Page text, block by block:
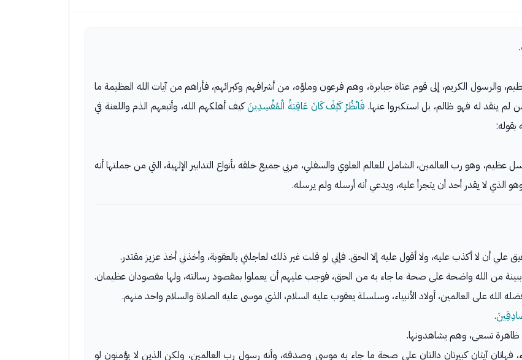
.
والرسول الكريم، إلى قوم عتاة جبابرة، وهم فرعون وملؤه، من أشرافهم وكبرائهم، فأراهم من آيات الله العظيمة ما
لم ينقد له فهو ظالم، بل استكبروا عنها. فَانْظُرْ كَيْفَ كَانَ عَاقِبَةُ الْمُفْسِدِينَكيف أهلكهم الله، وأتبعهم الذم واللعنة في
وهو رب العالمين، الشامل للعالم العلوي والسفلي، مربي جميع خلقه بأنواع التدابير الإلهية، التي من جملتها أنه
لا يقدر أحد أن يتجرأ عليه، ويدعي أنه أرسله ولم يرسله.
علي أن لا أكذب عليه، ولا أقول عليه إلا الحق. فإني لو قلت غير ذلك لعاجلني بالعقوبة، وأخذني أخذ عزيز مقتدر.
من الله واضحة على صحة ما جاء به من الحق، فوجب عليهم أن يعملوا بمقصود رسالته، ولها مقصودان عظيمان.
الله على العالمين، أولاد الأنبياء، وسلسلة يعقوب عليه السلام، الذي موسى عليه الصلاة والسلام واحد منهم.
.
تسعى، وهم يشاهدونها.
آيتان كبيرتان دالتان على صحة ما جاء به موسى وصدقه، وأنه رسول رب العالمين، ولكن الذين لا يؤمنون لو